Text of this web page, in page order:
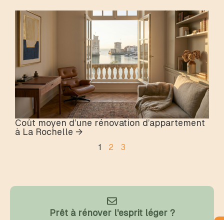
Coût moyen d’une rénovation d’appartement
à La Rochelle →
1 2 3
Prêt à rénover l'esprit léger ?